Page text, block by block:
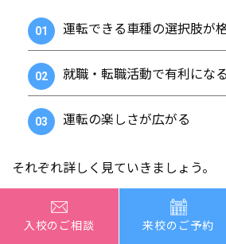
入校のご相談 来校のご予約
運転できる車種の選択肢が
就職・転職活動で有利にな
運転の楽しさが広がる
それぞれ詳しく見ていきましょう。
4.1 運転できる車種